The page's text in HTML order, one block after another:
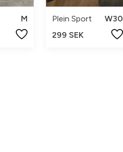
M
Plein Sport
W30
299 SEK